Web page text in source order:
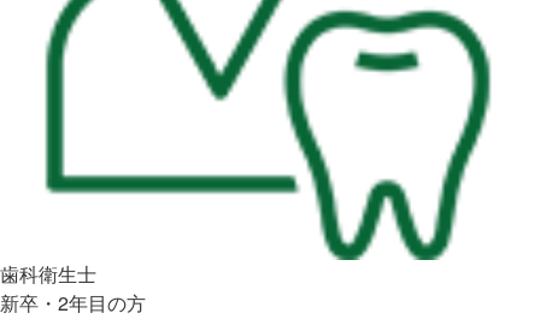
歯科衛生士
新卒・2年目の方